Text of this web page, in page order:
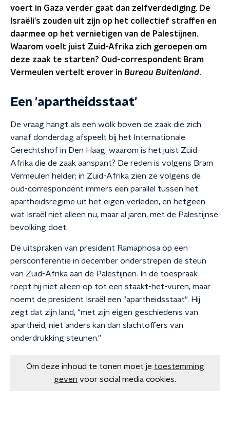
voert in Gaza verder gaat dan zelfverdediging. De
Israëli's zouden uit zijn op het collectief straffen en
daarmee op het vernietigen van de Palestijnen.
Waarom voelt juist Zuid-Afrika zich geroepen om
deze zaak te starten? Oud-correspondent Bram
Vermeulen vertelt erover in Bureau Buitenland.
Een 'apartheidsstaat'
De vraag hangt als een wolk boven de zaak die zich
vanaf donderdag afspeelt bij het Internationale
Gerechtshof in Den Haag: waarom is het juist Zuid-
Afrika die de zaak aanspant? De reden is volgens Bram
Vermeulen helder; in Zuid-Afrika zien ze volgens de
oud-correspondent immers een parallel tussen het
apartheidsregime uit het eigen verleden, en hetgeen
wat Israël niet alleen nu, maar al jaren, met de Palestijnse
bevolking doet.
De uitspraken van president Ramaphosa op een
persconferentie in december onderstrepen de steun
van Zuid-Afrika aan de Palestijnen. In de toespraak
roept hij niet alleen op tot een staakt-het-vuren, maar
noemt de president Israël een "apartheidsstaat". Hij
zegt dat zijn land, "met zijn eigen geschiedenis van
apartheid, niet anders kan dan slachtoffers van
onderdrukking steunen."
Om deze inhoud te tonen moet je toestemming
geven voor social media cookies.